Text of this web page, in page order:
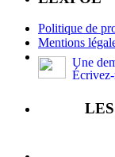
Politique de
Mentions
Une